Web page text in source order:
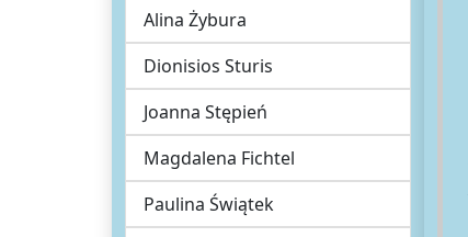
Alina Żybura
Dionisios Sturis
Joanna Stępień
Magdalena Fichtel
Paulina Świątek